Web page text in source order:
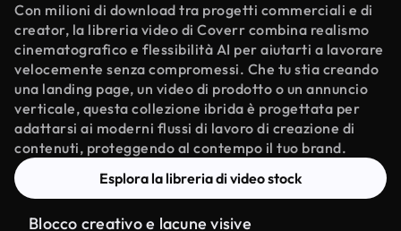
Con milioni di download tra progetti commerciali e di
creator, la libreria video di Coverr combina realismo
cinematografico e flessibilità AI per aiutarti a lavorare
velocemente senza compromessi. Che tu stia creando
una landing page, un video di prodotto o un annuncio
verticale, questa collezione ibrida è progettata per
adattarsi ai moderni flussi di lavoro di creazione di
contenuti, proteggendo al contempo il tuo brand.
Esplora la libreria di video stock
Blocco creativo e lacune visive